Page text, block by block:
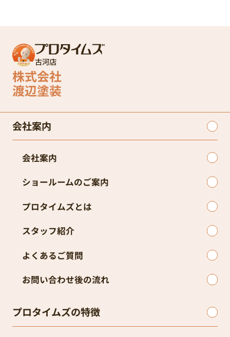
古河店
株式会社
渡辺塗装
会社案内
会社案内
ショールームのご案内
プロタイムズとは
スタッフ紹介
よくあるご質問
お問い合わせ後の流れ
プロタイムズの特徴